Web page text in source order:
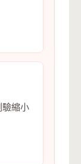
驗縮小